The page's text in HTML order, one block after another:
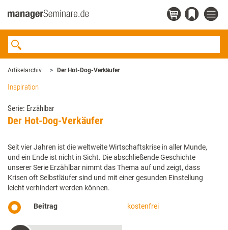
Artikelarchiv Der Hot-Dog-Verkäufer
Inspiration
Serie: Erzählbar
Der Hot-Dog-Verkäufer
Seit vier Jahren ist die weltweite Wirtschaftskrise in aller Munde,
und ein Ende ist nicht in Sicht. Die abschließende Geschichte
unserer Serie Erzählbar nimmt das Thema auf und zeigt, dass
Krisen oft Selbstläufer sind und mit einer gesunden Einstellung
leicht verhindert werden können.
Beitrag kostenfrei